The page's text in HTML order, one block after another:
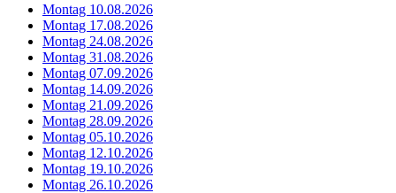
Montag 10.08.2026
Montag 17.08.2026
Montag 24.08.2026
Montag 31.08.2026
Montag 07.09.2026
Montag 14.09.2026
Montag 21.09.2026
Montag 28.09.2026
Montag 05.10.2026
Montag 12.10.2026
Montag 19.10.2026
Montag 26.10.2026